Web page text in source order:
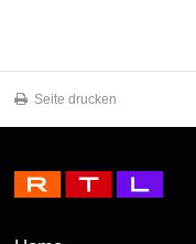
Seite drucken